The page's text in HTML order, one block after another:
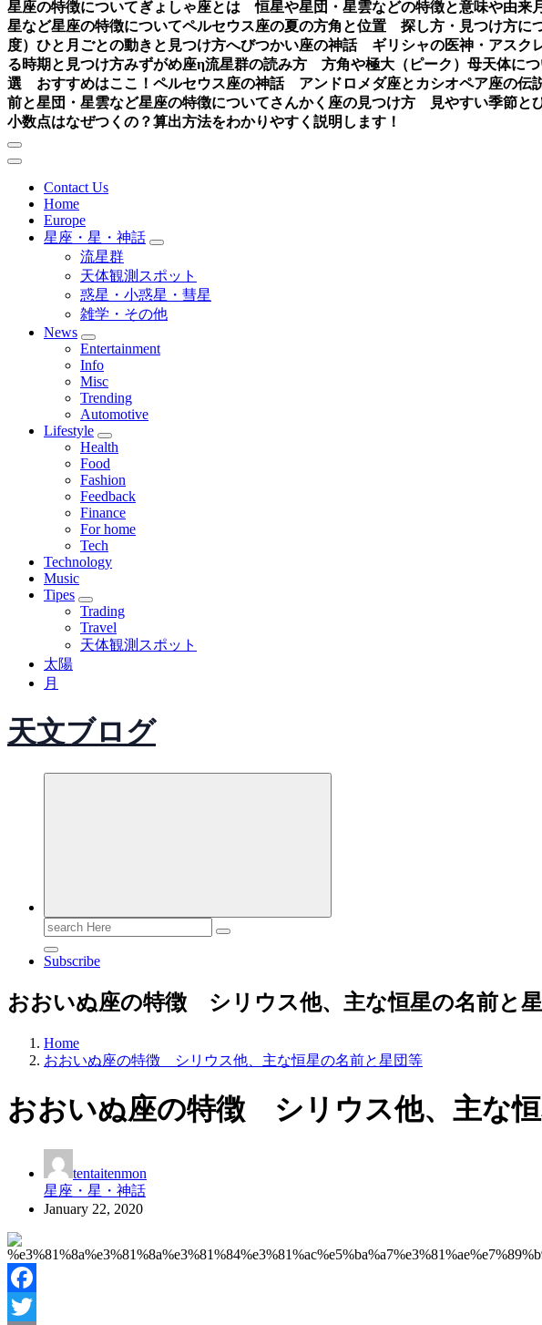
星座の特徴についてぎょしゃ座とは 恒星や星団・星雲などの特徴と意味や由来
星など星座の特徴についてペルセウス座の夏の方角と位置 探し方・見つけ方に
度）ひと月ごとの動きと見つけ方へびつかい座の神話 ギリシャの医神・アスク
る時期と見つけ方みずがめ座η流星群の読み方 方角や極大（ピーク）母天体につ
選 おすすめはここ！ ペルセウス座の神話 アンドロメダ座とカシオペア座の伝
前と星団・星雲など星座の特徴についてさんかく座の見つけ方 見やすい季節と
小数点はなぜつくの？算出方法をわかりやすく説明します！
Contact Us
Home
Europe
星座・星・神話
流星群
天体観測スポット
惑星・小惑星・彗星
雑学・その他
News
Entertainment
Info
Misc
Trending
Automotive
Lifestyle
Health
Food
Fashion
Feedback
Finance
For home
Tech
Technology
Music
Tipes
Trading
Travel
天体観測スポット
太陽
月
天文ブログ
Search
for:
Subscribe
おおいぬ座の特徴 シリウス他、主な恒星の名前と
Home
おおいぬ座の特徴 シリウス他、主な恒星の名前と星団等
おおいぬ座の特徴 シリウス他、主な
tentaitenmon
星座・星・神話
January 22, 2020
Facebook